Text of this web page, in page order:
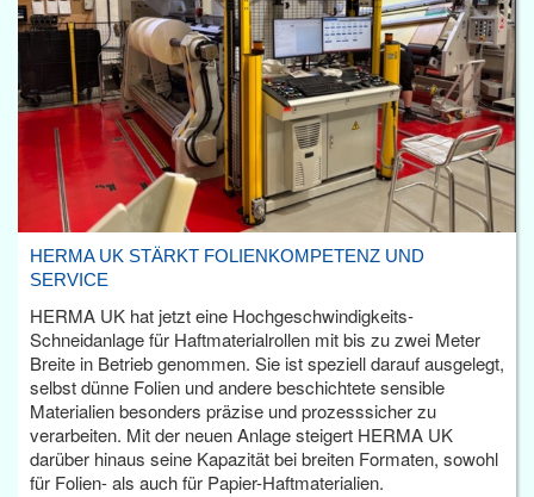
HERMA UK STÄRKT FOLIENKOMPETENZ UND
SERVICE
HERMA UK hat jetzt eine Hochgeschwindigkeits-
Schneidanlage für Haftmaterialrollen mit bis zu zwei Meter
Breite in Betrieb genommen. Sie ist speziell darauf ausgelegt,
selbst dünne Folien und andere beschichtete sensible
Materialien besonders präzise und prozesssicher zu
verarbeiten. Mit der neuen Anlage steigert HERMA UK
darüber hinaus seine Kapazität bei breiten Formaten, sowohl
für Folien- als auch für Papier-Haftmaterialien.